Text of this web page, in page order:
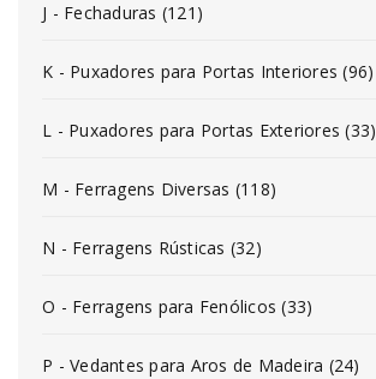
J - Fechaduras (121)
K - Puxadores para Portas Interiores (96)
L - Puxadores para Portas Exteriores (33)
M - Ferragens Diversas (118)
N - Ferragens Rústicas (32)
O - Ferragens para Fenólicos (33)
P - Vedantes para Aros de Madeira (24)